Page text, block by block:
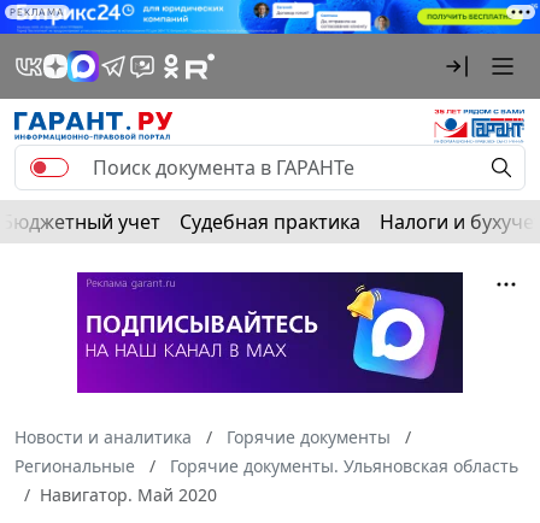
РЕКЛАМА
Бюджетный учет Судебная практика Налоги и
Новости и аналитика
Горячие документы
Региональные
Горячие документы. Ульяновская область
Навигатор. Май 2020